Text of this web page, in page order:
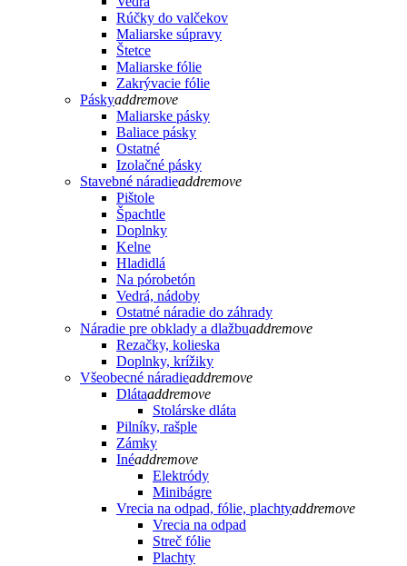
Rúčky do valčekov
Maliarske súpravy
Štetce
Maliarske fólie
Zakrývacie fólie
Páskyaddremove
Maliarske pásky
Baliace pásky
Ostatné
Izolačné pásky
Stavebné náradieaddremove
Pištole
Špachtle
Doplnky
Kelne
Hladidlá
Na pórobetón
Vedrá, nádoby
Ostatné náradie do záhrady
Náradie pre obklady a dlažbuaddremove
Rezačky, kolieska
Doplnky, krížiky
Všeobecné náradieaddremove
Dlátaaddremove
Stolárske dláta
Pilníky, rašple
Zámky
Inéaddremove
Elektródy
Minibágre
Vrecia na odpad, fólie, plachtyaddremove
Vrecia na odpad
Streč fólie
Plachty